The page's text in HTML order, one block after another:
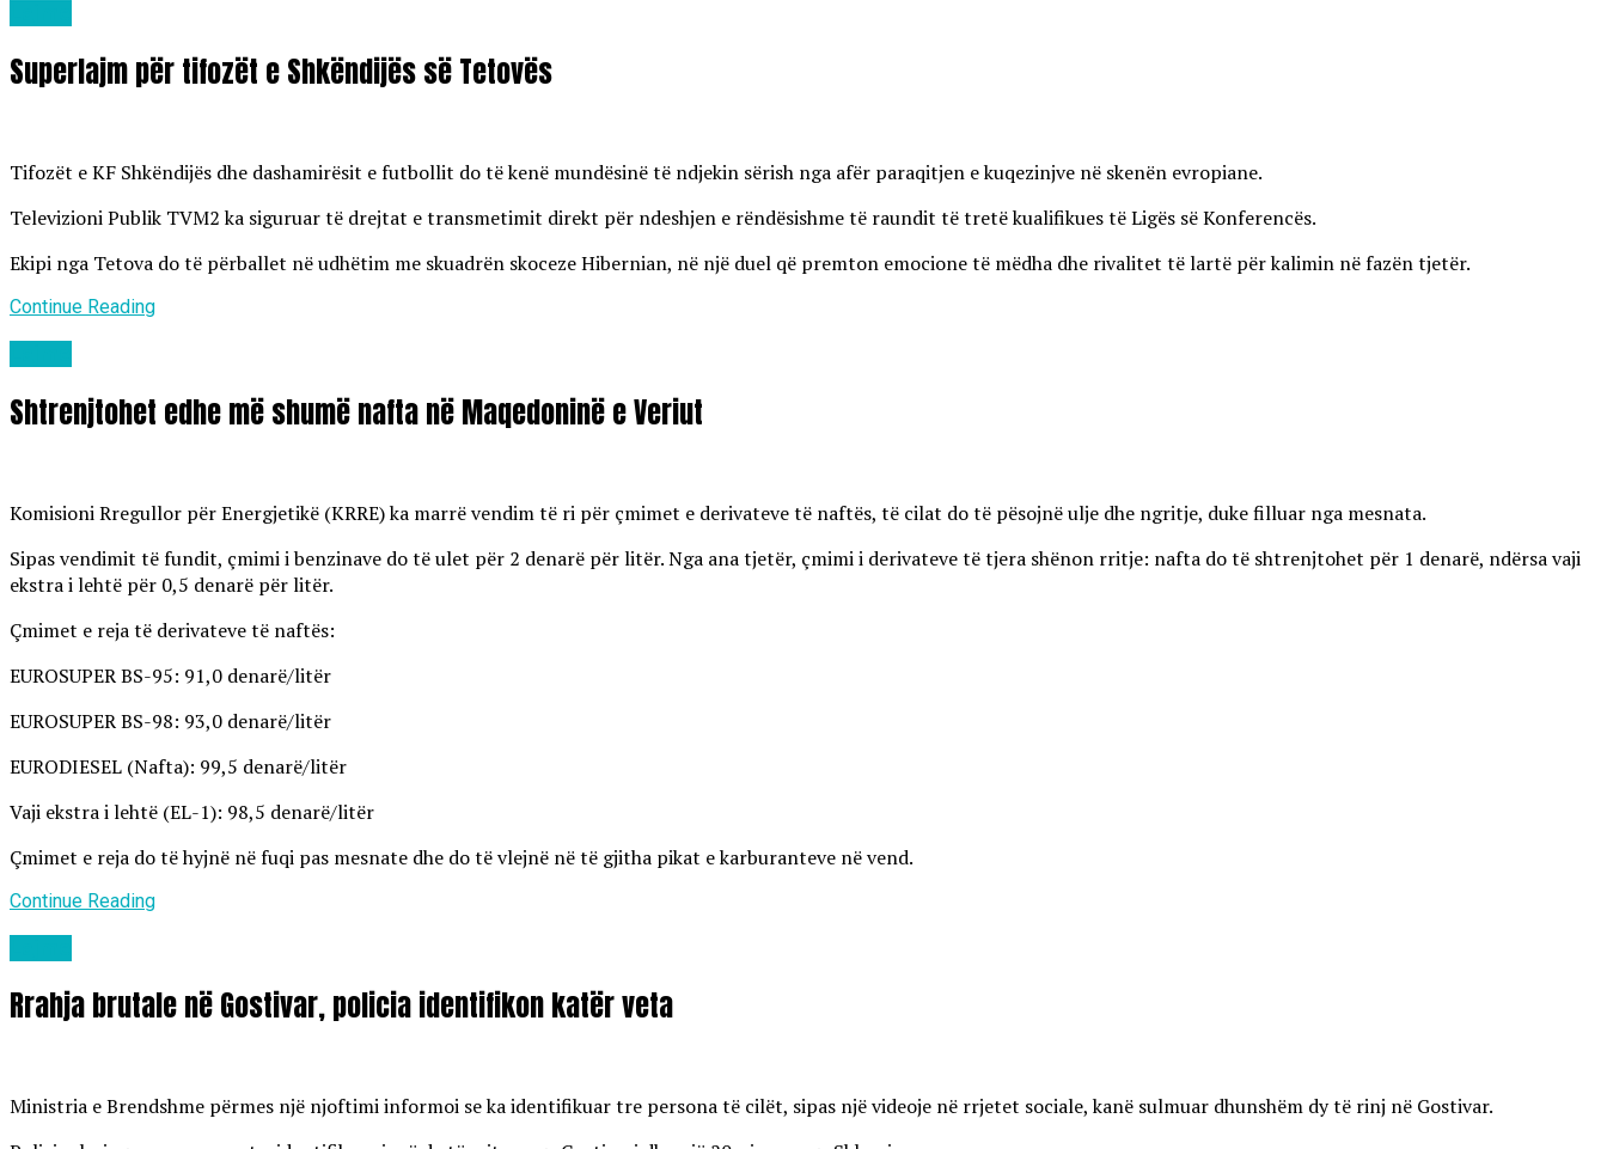
Superlajm për tifozët e Shkëndijës së Tetovës
Tifozët e KF Shkëndijës dhe dashamirësit e futbollit do të kenë mundësinë të ndjekin sërish nga afër paraqitjen e kuqezinjve në skenën evropiane.
Televizioni Publik TVM2 ka siguruar të drejtat e transmetimit direkt për ndeshjen e rëndësishme të raundit të tretë kualifikues të Ligës së Konferencës.
Ekipi nga Tetova do të përballet në udhëtim me skuadrën skoceze Hibernian, në një duel që premton emocione të mëdha dhe rivalitet të lartë për kalimin në fazën tjetër.
Continue Reading
Shtrenjtohet edhe më shumë nafta në Maqedoninë e Veriut
Komisioni Rregullor për Energjetikë (KRRE) ka marrë vendim të ri për çmimet e derivateve të naftës, të cilat do të pësojnë ulje dhe ngritje, duke filluar nga mesnata.
Sipas vendimit të fundit, çmimi i benzinave do të ulet për 2 denarë për litër. Nga ana tjetër, çmimi i derivateve të tjera shënon rritje: nafta do të shtrenjtohet për 1 denarë, ndërsa vaji
ekstra i lehtë për 0,5 denarë për litër.
Çmimet e reja të derivateve të naftës:
EUROSUPER BS-95: 91,0 denarë/litër
EUROSUPER BS-98: 93,0 denarë/litër
EURODIESEL (Nafta): 99,5 denarë/litër
Vaji ekstra i lehtë (EL-1): 98,5 denarë/litër
Çmimet e reja do të hyjnë në fuqi pas mesnate dhe do të vlejnë në të gjitha pikat e karburanteve në vend.
Continue Reading
Rrahja brutale në Gostivar, policia identifikon katër veta
Ministria e Brendshme përmes një njoftimi informoi se ka identifikuar tre persona të cilët, sipas një videoje në rrjetet sociale, kanë sulmuar dhunshëm dy të rinj në Gostivar.